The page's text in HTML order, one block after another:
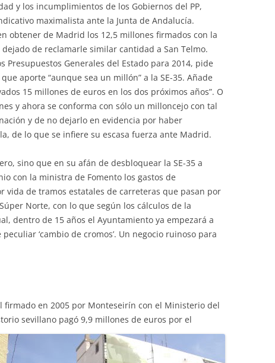
y los incumplimientos de los Gobiernos del PP,
maximalista ante la Junta de Andalucía.
obtener de Madrid los 12,5 millones firmados con la
de reclamarle similar cantidad a San Telmo.
Presupuestos Generales del Estado para 2014, pide
aporte “aunque sea un millón” a la SE-35. Añade
15 millones de euros en los dos próximos años”. O
y ahora se conforma con sólo un milloncejo con tal
y de no dejarlo en evidencia por haber
de lo que se infiere su escasa fuerza ante Madrid.
sino que en su afán de desbloquear la SE-35 a
con la ministra de Fomento los gastos de
vida de tramos estatales de carreteras que pasan por
Norte, con lo que según los cálculos de la
dentro de 15 años el Ayuntamiento ya empezará a
‘cambio de cromos’. Un negocio ruinoso para
firmado en 2005 por Monteseirín con el Ministerio del
sevillano pagó 9,9 millones de euros por el